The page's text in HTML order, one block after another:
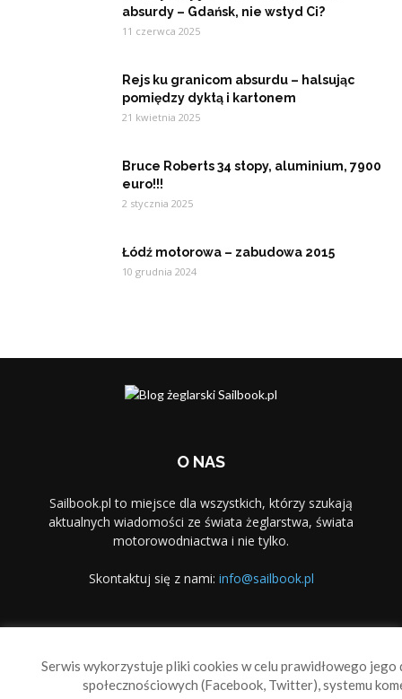
absurdy – Gdańsk, nie wstyd Ci?
11 czerwca 2025
Rejs ku granicom absurdu – halsując
pomiędzy dyktą i kartonem
21 kwietnia 2025
Bruce Roberts 34 stopy, aluminium, 7900
euro!!!
2 stycznia 2025
Łódź motorowa – zabudowa 2015
10 grudnia 2024
O NAS
Sailbook.pl to miejsce dla wszystkich, którzy szukają
aktualnych wiadomości ze świata żeglarstwa, świata
motorowodniactwa i nie tylko.
Skontaktuj się z nami: info@sailbook.pl
Serwis wykorzystuje pliki cookies w celu prawidłowego
społecznościowych (Facebook, Twitter), systemu